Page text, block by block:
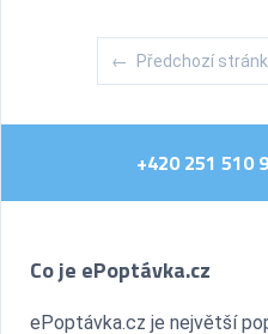
← Předchozí
+420 251 510
Co je ePoptávka.cz
ePoptávka.cz je největší